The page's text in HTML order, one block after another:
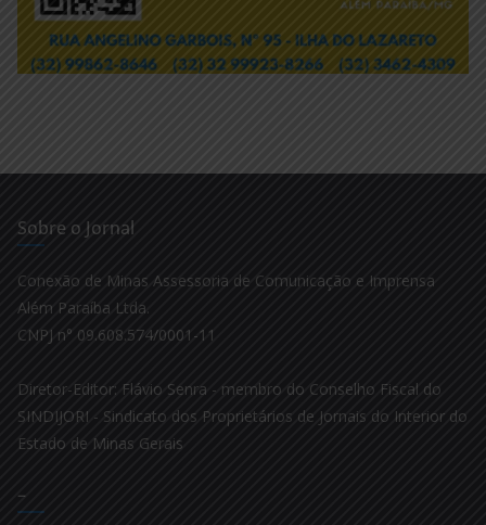
Sobre o Jornal
Conexão de Minas Assessoria de Comunicação e Imprensa
Além Paraíba Ltda.
CNPJ n° 09.608.574/0001-11
Diretor-Editor: Flávio Senra - membro do Conselho Fiscal do
SINDIJORI - Sindicato dos Proprietários de Jornais do Interior do
Estado de Minas Gerais
–